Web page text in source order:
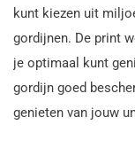
kunt kiezen uit
gordijnen. De print
je optimaal kunt
gordijn goed
genieten van jouw